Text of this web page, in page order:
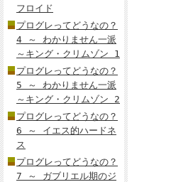
フロイド
プログレってどうなの？
4 ～ わかりません一派
～キング・クリムゾン 1
プログレってどうなの？
5 ～ わかりません一派
～キング・クリムゾン 2
プログレってどうなの？
6 ～ イエス的ハードネ
ス
プログレってどうなの？
7 ～ ガブリエル期のジ